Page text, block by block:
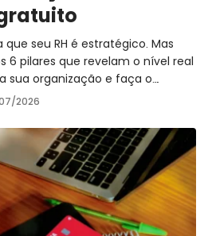
seu RH é estratégico. Mas
6 pilares que revelam o nível real
sua organização e faça o
2026